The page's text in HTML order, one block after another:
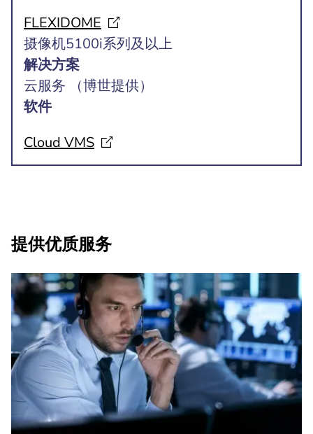
FLEXIDOME
摄像机5100i系列及以上
解决方案
云服务 （博世提供）
软件
Cloud VMS
提供优质服务